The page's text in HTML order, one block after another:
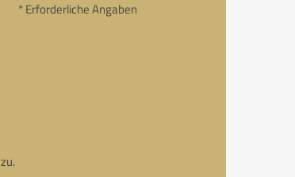
* Erforderliche Angaben
zu.